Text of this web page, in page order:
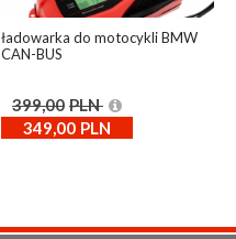
ładowarka do motocykli BMW
CAN-BUS
399,00 PLN
349,00 PLN